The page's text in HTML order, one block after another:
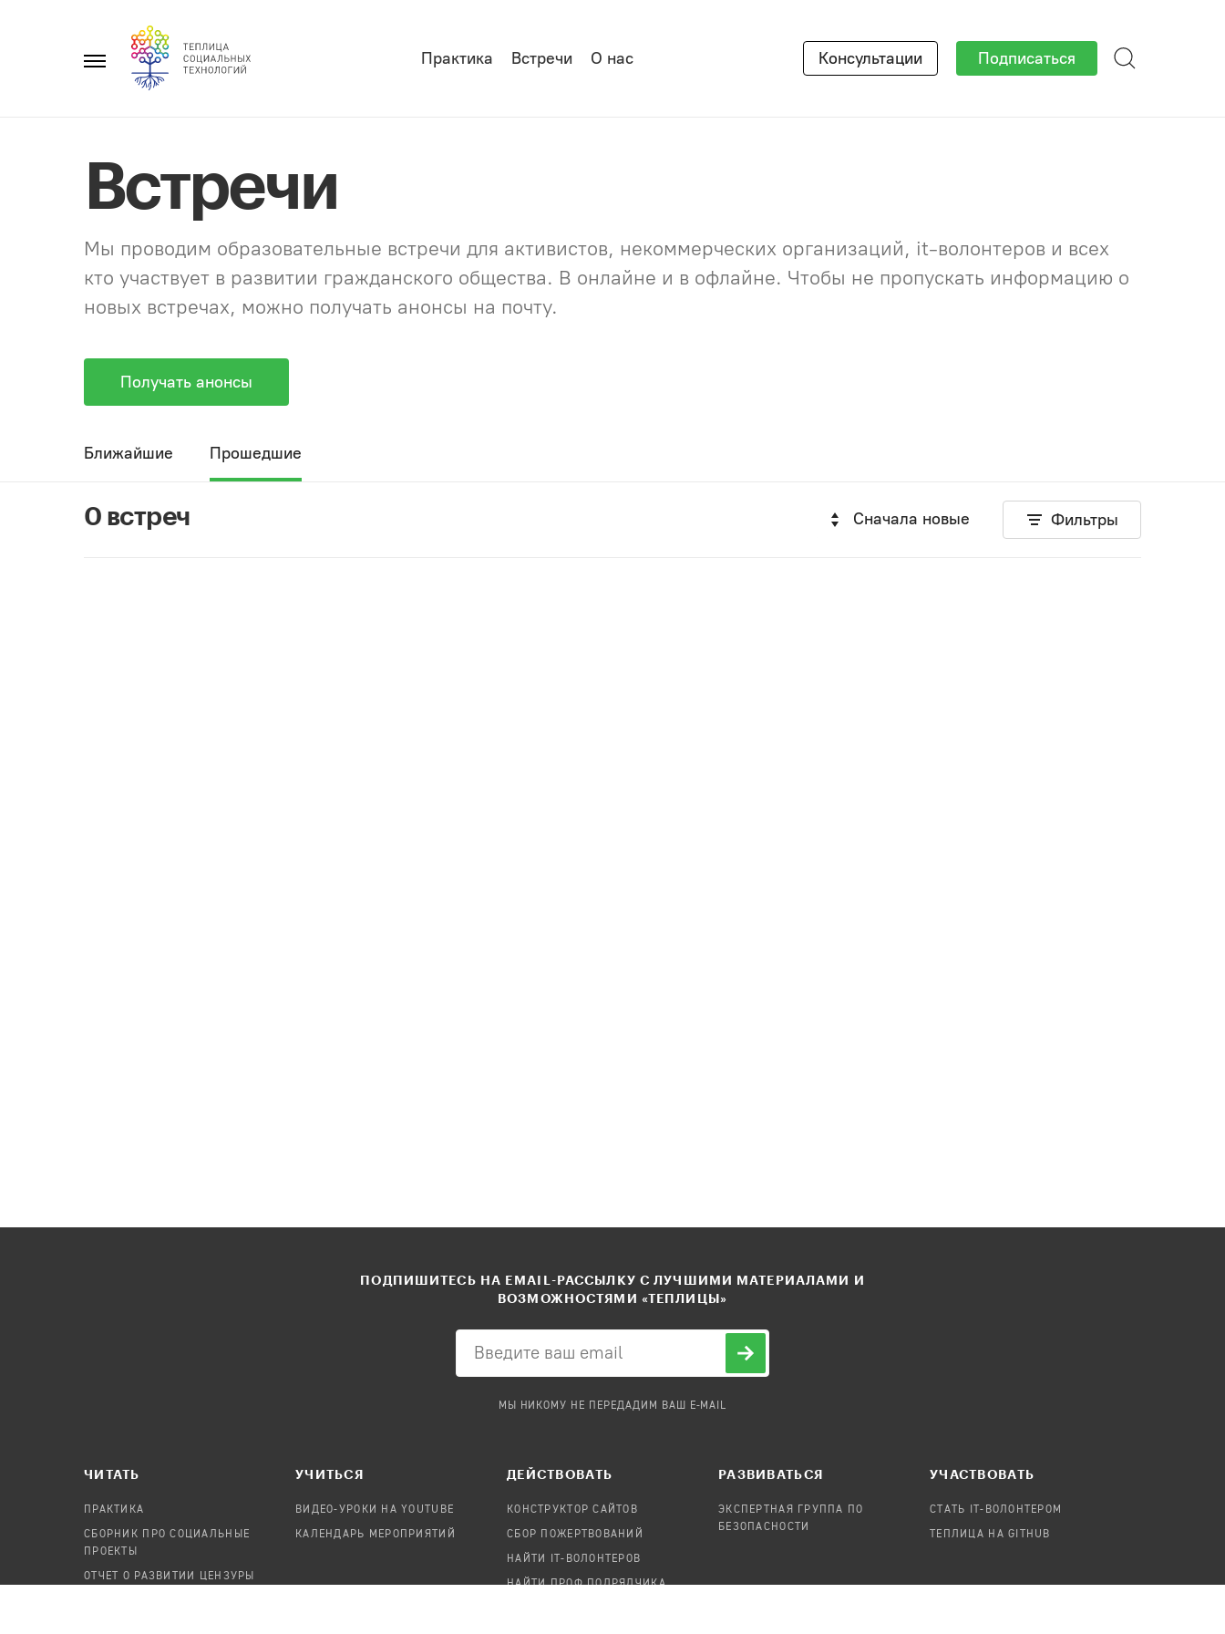
Главное
Практика Встречи О нас Консультации Подписаться
Встречи
Мы проводим образовательные встречи для активистов, некоммерческих организаций, it-волонтеров и всех
кто участвует в развитии гражданского общества. В онлайне и в офлайне. Чтобы не пропускать информацию о
новых встречах, можно получать анонсы на почту.
Получать анонсы
Ближайшие Прошедшие
0 встреч Сначала новые Фильтры
ПОДПИШИТЕСЬ НА EMAIL-РАССЫЛКУ С ЛУЧШИМИ МАТЕРИАЛАМИ И
ВОЗМОЖНОСТЯМИ «ТЕПЛИЦЫ»
МЫ НИКОМУ НЕ ПЕРЕДАДИМ ВАШ E-MAIL
ЧИТАТЬ
ПРАКТИКА
СБОРНИК ПРО СОЦИАЛЬНЫЕ
ПРОЕКТЫ
ОТЧЕТ О РАЗВИТИИ ЦЕНЗУРЫ
УЧИТЬСЯ
ВИДЕО-УРОКИ НА YOUTUBE
КАЛЕНДАРЬ МЕРОПРИЯТИЙ
ДЕЙСТВОВАТЬ
КОНСТРУКТОР САЙТОВ
СБОР ПОЖЕРТВОВАНИЙ
НАЙТИ IT-ВОЛОНТЕРОВ
НАЙТИ ПРОФ.ПОДРЯДЧИКА
РАЗВИВАТЬСЯ
ЭКСПЕРТНАЯ ГРУППА ПО
БЕЗОПАСНОСТИ
УЧАСТВОВАТЬ
СТАТЬ IT-ВОЛОНТЕРОМ
ТЕПЛИЦА НА GITHUB